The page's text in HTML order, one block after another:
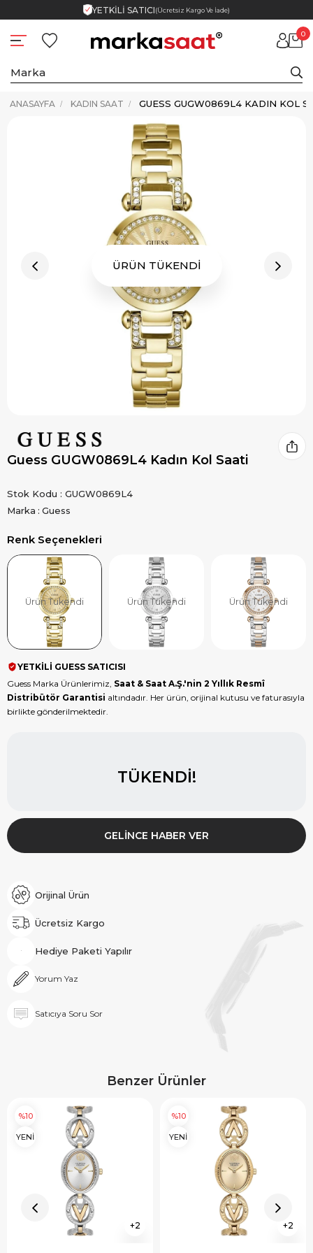
YETKİLİ SATICI(Ücretsiz Kargo Ve İade)
0
ANASAYFA KADIN SAAT GUESS GUGW0869L4 KADIN KOL
ÜRÜN TÜKENDİ
Guess GUGW0869L4 Kadın Kol Saati
Stok Kodu
GUGW0869L4
Marka : Guess
Renk Seçenekleri
Ürün Tükendi Ürün Tükendi Ürün Tükendi
YETKİLİ GUESS SATICISI
Guess Marka Ürünlerimiz, Saat & Saat A.Ş.'nin 2 Yıllık Resmî
Distribütör Garantisi altındadır. Her ürün, orijinal kutusu ve faturasıyla
birlikte gönderilmektedir.
TÜKENDI!
GELINCE HABER VER
Orijinal Ürün
Ücretsiz Kargo
Hediye Paketi Yapılır
Yorum Yaz
Satıcıya Soru Sor
Benzer Ürünler
2
%10
YENİ
2
%10
YENİ